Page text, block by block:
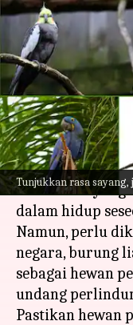
Tunjukkan rasa
Burung-
cocok
peliharaan
menulis Taufiq Al Jufri
Apa ceritanya
Burung adalah
dan cerdas yang
dalam hidup
Namun, perlu
negara, burung
sebagai hewan
undang
Pastikan hewan